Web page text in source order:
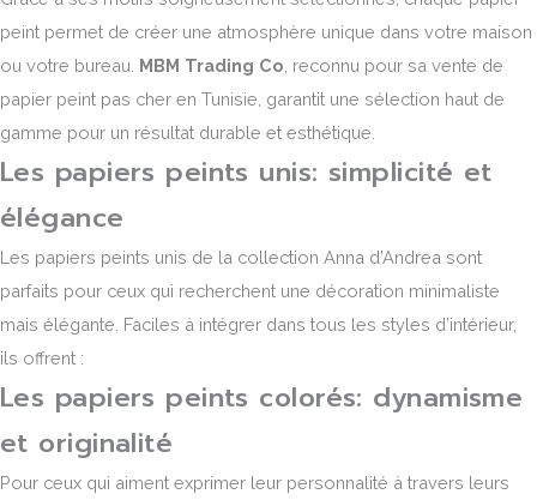
peint permet de créer une atmosphère unique dans votre maison
ou votre bureau. MBM Trading Co , reconnu pour sa vente de
papier peint pas cher en Tunisie, garantit une sélection haut de
gamme pour un résultat durable et esthétique.
Les papiers peints unis: simplicité et
élégance
Les papiers peints unis de la collection Anna d’Andrea sont
parfaits pour ceux qui recherchent une décoration minimaliste
mais élégante. Faciles à intégrer dans tous les styles d’intérieur,
ils offrent :
Les papiers peints colorés: dynamisme
et originalité
Pour ceux qui aiment exprimer leur personnalité à travers leurs